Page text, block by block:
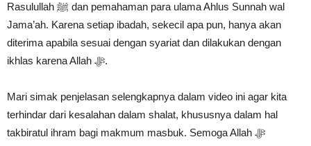
Rasulullah ﷺ dan pemahaman para ulama Ahlus Sunnah wal
Jama’ah. Karena setiap ibadah, sekecil apa pun, hanya akan
diterima apabila sesuai dengan syariat dan dilakukan dengan
ikhlas karena Allah ﷻ.
Mari simak penjelasan selengkapnya dalam video ini agar kita
terhindar dari kesalahan dalam shalat, khususnya dalam hal
takbiratul ihram bagi makmum masbuk. Semoga Allah ﷻ